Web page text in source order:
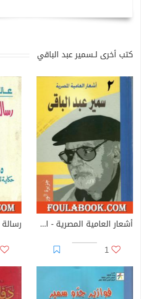
كتب أخرى لـسمير عبد الباقي
أشعار العامية المصرية - الأعمال الكاملة: الجزء الثاني
1